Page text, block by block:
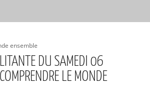
ensemble
DU SAMEDI 06
LE MONDE